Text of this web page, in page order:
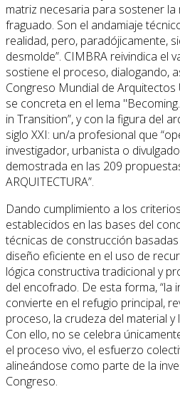
matriz necesaria para sostener la
fraguado. Son el andamiaje
realidad, pero, paradójicamente,
desmolde”. CIMBRA reivindica el
sostiene el proceso, dialogando,
Congreso Mundial de
se concreta en el lema
in Transition”, y con la figura del
siglo XXI: un/a profesional que
investigador, urbanista o
demostrada en las 209
ARQUITECTURA”.
Dando cumplimiento a los
establecidos en las bases del
técnicas de construcción
diseño eficiente en el uso de
lógica constructiva tradicional y
del encofrado. De esta forma, “la
convierte en el refugio principal,
proceso, la crudeza del material y
Con ello, no se celebra
el proceso vivo, el esfuerzo
alineándose como parte de la
Congreso.